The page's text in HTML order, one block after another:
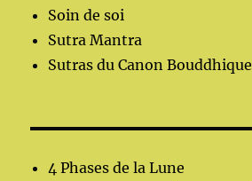
Soin de soi
Sutra Mantra
Sutras du Canon Bouddhique
4 Phases de la Lune